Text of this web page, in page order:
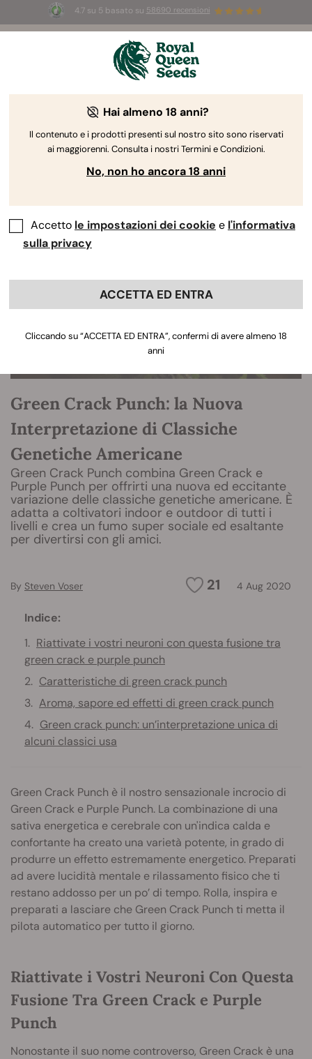
4.7 su 5 basato su 58690 recensioni
3 semi White Widow AutoGRATIS per i
The RQS Blog
Green Crack Punch: la Nuova
Interpretazione di Classiche
Genetiche Americane
Green Crack Punch combina Green Crack e
Purple Punch per offrirti una nuova ed eccitante
variazione delle classiche genetiche americane. È
adatta a coltivatori indoor e outdoor di tutti i
livelli e crea un fumo super sociale ed esaltante
per divertirsi con gli amici.
21 4 Aug 2020
By Steven Voser
Indice:
Riattivate i vostri neuroni con questa fusione tra
green crack e purple punch
Caratteristiche di green crack punch
Aroma, sapore ed effetti di green crack punch
Green crack punch: un’interpretazione unica di
alcuni classici usa
Green Crack Punch è il nostro sensazionale incrocio di
Green Crack e Purple Punch. La combinazione di una
sativa energetica e cerebrale con un'indica calda e
confortante ha creato una varietà potente, in grado di
produrre un effetto estremamente energetico. Preparati
ad avere lucidità mentale e rilassamento fisico che ti
restano addosso per un po’ di tempo. Rolla, inspira e
preparati a lasciare che Green Crack Punch ti metta il
pilota automatico per tutto il giorno.
Riattivate i Vostri Neuroni Con Questa
Fusione Tra Green Crack e Purple
Punch
Nonostante il suo nome controverso, Green Crack è una
Hai almeno 18 anni?
Il contenuto e i prodotti presenti sul nostro sito sono riservati
ai maggiorenni. Consulta i nostri Termini e Condizioni.
No, non ho ancora 18 anni
Accetto le impostazioni dei cookie e l'informativa
sulla privacy
ACCETTA ED ENTRA
Cliccando su “ACCETTA ED ENTRA”, confermi di avere almeno 18
anni